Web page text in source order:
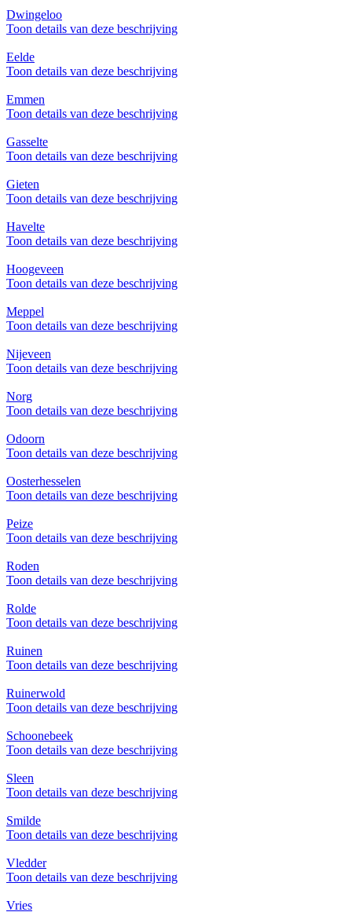
Dwingeloo
Toon details van deze beschrijving
Eelde
Toon details van deze beschrijving
Emmen
Toon details van deze beschrijving
Gasselte
Toon details van deze beschrijving
Gieten
Toon details van deze beschrijving
Havelte
Toon details van deze beschrijving
Hoogeveen
Toon details van deze beschrijving
Meppel
Toon details van deze beschrijving
Nijeveen
Toon details van deze beschrijving
Norg
Toon details van deze beschrijving
Odoorn
Toon details van deze beschrijving
Oosterhesselen
Toon details van deze beschrijving
Peize
Toon details van deze beschrijving
Roden
Toon details van deze beschrijving
Rolde
Toon details van deze beschrijving
Ruinen
Toon details van deze beschrijving
Ruinerwold
Toon details van deze beschrijving
Schoonebeek
Toon details van deze beschrijving
Sleen
Toon details van deze beschrijving
Smilde
Toon details van deze beschrijving
Vledder
Toon details van deze beschrijving
Vries